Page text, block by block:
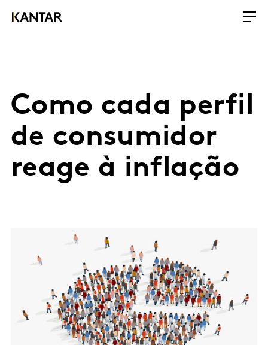
Como cada perfil
de consumidor
reage à inflação